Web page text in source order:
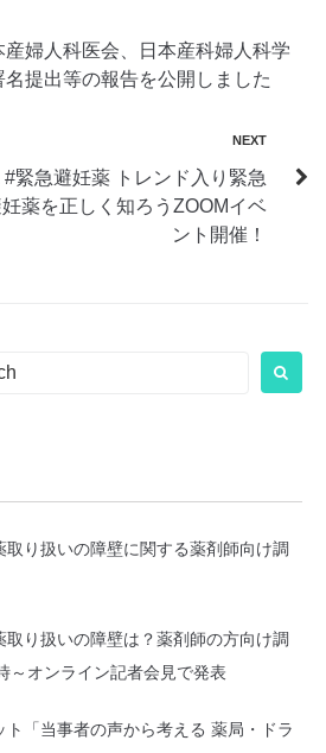
産婦人科医会、日本産科婦人科学
提出等の報告を公開しました
NEXT
#緊急避妊薬 トレンド入り緊急
薬を正しく知ろうZOOMイベ
ント開催！
取り扱いの障壁に関する薬剤師向け調
取り扱いの障壁は？薬剤師の方向け調
～オンライン記者会見で発表
ト「当事者の声から考える 薬局・ドラ